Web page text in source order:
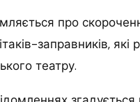
про
заправників,
театру.